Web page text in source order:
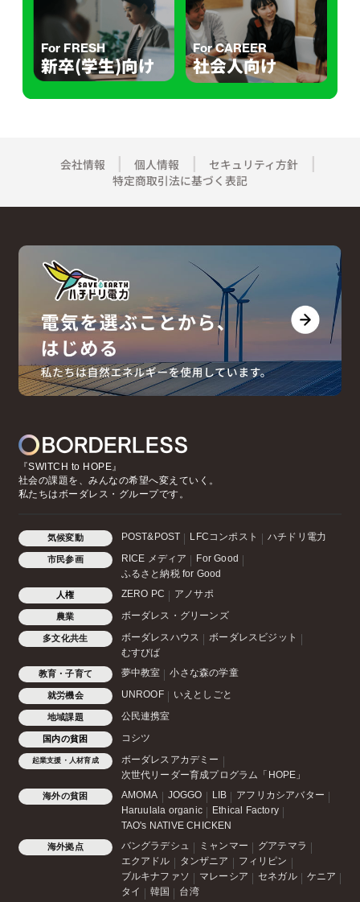
For FRESH
新卒(学生)向け
For CAREER
社会人向け
会社情報 個人情報
セキュリティ方針
特定商取引法に基づく表記
『SWITCH to HOPE』
社会の課題を、みんなの希望へ変えていく。
私たちはボーダレス・グループです。
気候変動 POST&POST LFCコンポスト ハチドリ電力
市民参画 RICE メディア
For Good
ふるさと納税 for Good
人権 ZERO PC アノサポ
農業 ボーダレス・グリーンズ
多文化共生 ボーダレスハウス
ボーダレスビジット
むすびば
教育・子育て 夢中教室 小さな森の学童
就労機会 UNROOF いえとしごと
地域課題 公民連携室
国内の貧困 コシツ
起業支援・人材育成
ボーダレスアカデミー
次世代リーダー育成プログラム「HOPE」
海外の貧困 AMOMA JOGGO LIB
アフリカシアバター
Haruulala organic
Ethical Factory
TAO's NATIVE CHICKEN
海外拠点 バングラデシュ ミャンマー
グアテマラ
エクアドル
タンザニア
フィリピン
ブルキナファソ
マレーシア セネガル
ケニア
タイ
韓国 台湾